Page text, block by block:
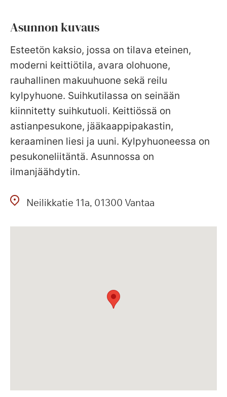
Asunnon kuvaus
Esteetön kaksio, jossa on tilava eteinen,
moderni keittiötila, avara olohuone,
rauhallinen makuuhuone sekä reilu
kylpyhuone. Suihkutilassa on seinään
kiinnitetty suihkutuoli. Keittiössä on
astianpesukone, jääkaappipakastin,
keraaminen liesi ja uuni. Kylpyhuoneessa on
pesukoneliitäntä. Asunnossa on
ilmanjäähdytin.
Neilikkatie 11a 01300 Vantaa